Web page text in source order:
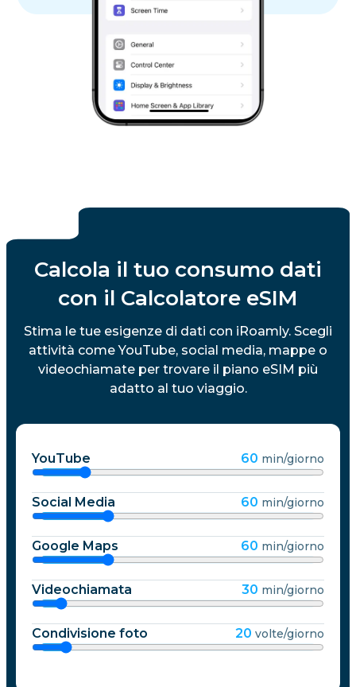
Calcola il tuo consumo dati
con il Calcolatore eSIM
Stima le tue esigenze di dati con iRoamly. Scegli
attività come YouTube, social media, mappe o
videochiamate per trovare il piano eSIM più
adatto al tuo viaggio.
YouTube 60 min/giorno
Social Media 60 min/giorno
Google Maps 60 min/giorno
Videochiamata 30 min/giorno
Condivisione foto 20 volte/giorno